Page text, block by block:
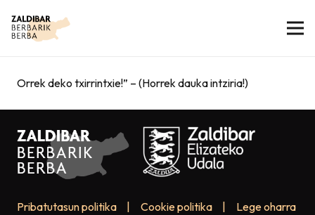
Orrek deko txirrintxie!” – (Horrek dauka intziria!)
Pribatutasun politika Cookie politika Lege oharra